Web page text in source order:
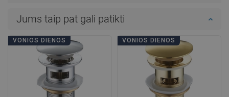
Jums taip pat gali patikti
VONIOS DIENOS VONIOS DIENOS